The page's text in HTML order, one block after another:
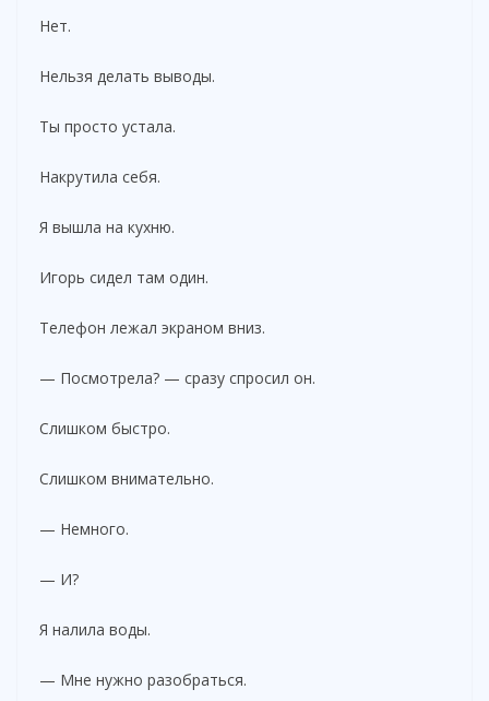
Нет.
Нельзя делать выводы.
Ты просто устала.
Накрутила себя.
Я вышла на кухню.
Игорь сидел там один.
Телефон лежал экраном вниз.
— Посмотрела? — сразу спросил он.
Слишком быстро.
Слишком внимательно.
— Немного.
— И?
Я налила воды.
— Мне нужно разобраться.